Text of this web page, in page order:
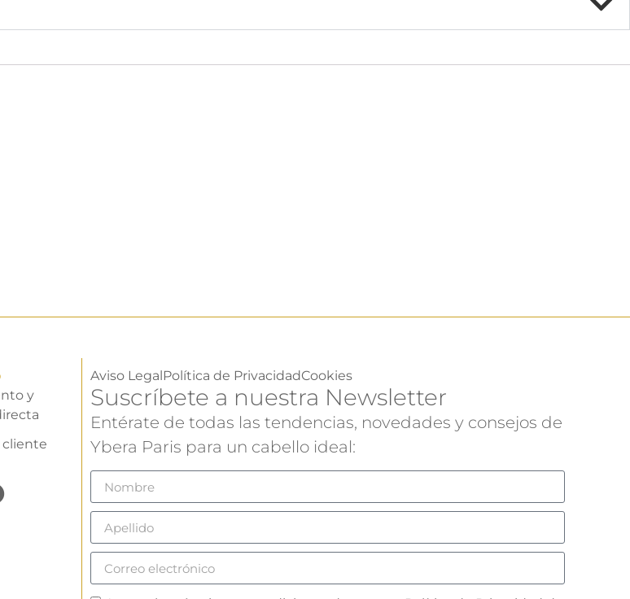
y
cliente
Aviso LegalPolítica de PrivacidadCookies
Suscríbete a nuestra Newsletter
Entérate de todas las tendencias, novedades y consejos de
Ybera Paris para un cabello ideal: